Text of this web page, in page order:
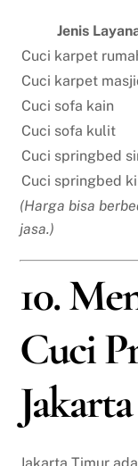
Jenis
Cuci karpet
Cuci karpet
Cuci sofa kain
Cuci sofa kulit
Cuci springbed
Cuci springbed
(Harga bisa
jasa.)
10.
Cuci